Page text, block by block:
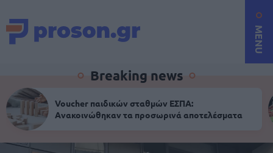
MENU
Breaking news
Voucher παιδικών σταθμών ΕΣΠΑ:
Ανακοινώθηκαν τα προσωρινά αποτελέσματα